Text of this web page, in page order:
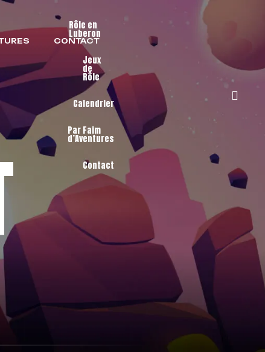
CONTACT
Rôle en
Luberon
Jeux
de
Rôle
Calendrier
Par Faim
d’Aventures
Contact